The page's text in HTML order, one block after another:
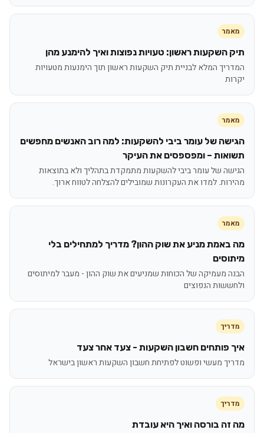
מאמר
תיק השקעות ראשון: טעויות נפוצות ואיך להימנע מהן
המדריך המלא לבניית תיק השקעות ראשון תוך הימנעות מטעויות
יקרות
מאמר
הגישה של עומר ביבי להשקעות: למה רוב האנשים מחפשים
תשואות – ומפספסים את העיקר
הגישה של עומר ביבי להשקעות מתמקדת בתהליך ולא בתוצאות
מהירות. למדו את העקרונות שמובילים להצלחה לטווח ארוך.
מאמר
מה באמת מניע את שוק ההון? מדריך למתחילים בלי
מיתוסים
הבנה מעמיקה של הכוחות שמניעים את שוק ההון - מעבר למיתוסים
ולחששות הנפוצים
מדריך
איך פותחים חשבון השקעות - צעד אחר צעד
מדריך מעשי ופשוט לפתיחת חשבון השקעות ראשון בישראל
מדריך
מה זה בורסה ואיך היא עובדת